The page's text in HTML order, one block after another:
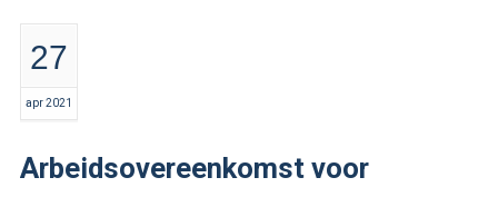
27
apr 2021
Arbeidsovereenkomst voor